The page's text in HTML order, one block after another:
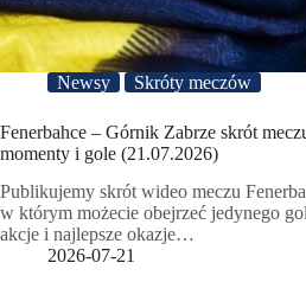
Newsy Skróty meczów
Fenerbahce – Górnik Zabrze skrót
momenty i gole (21.07.2026)
Publikujemy skrót wideo meczu
w którym możecie obejrzeć jedynego
akcje i najlepsze okazje…
2026-07-21